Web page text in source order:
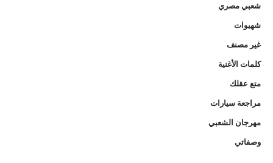
شعبي مصري
شهيوات
غير مصنف
كلمات الأغنية
متع عقلك
مراجعة سيارات
مهرجان الشعبي
وصفاتي